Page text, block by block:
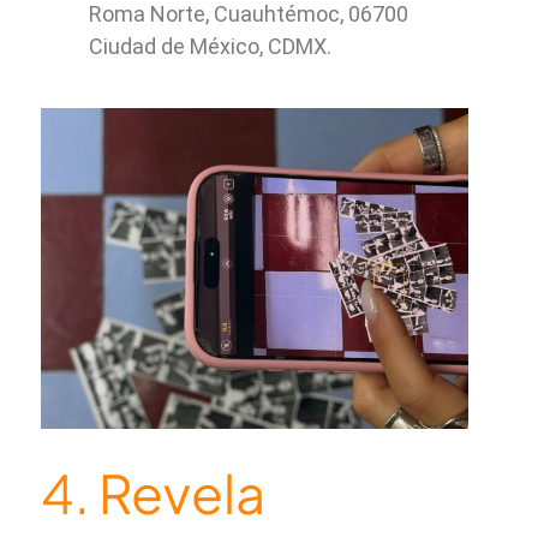
Roma Norte, Cuauhtémoc, 06700
Ciudad de México, CDMX.
4. Revela